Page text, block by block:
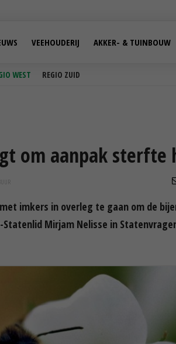
WEST REGIO ZUID
VEEHOUDERIJ AKKER- & TUINBOUW
om aanpak sterfte
imkers in overleg te gaan om de
Mirjam Nelisse in